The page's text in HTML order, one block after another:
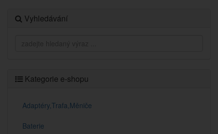
Vyhledávání
Kategorie e-shopu
Adaptéry,Trafa,Měniče
Baterie